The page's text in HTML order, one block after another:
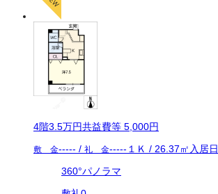
4階3.5万円共益費等 5,000円
敷 金----- / 礼 金----- １Ｋ / 26.37㎡ 入居日
360°パノラマ